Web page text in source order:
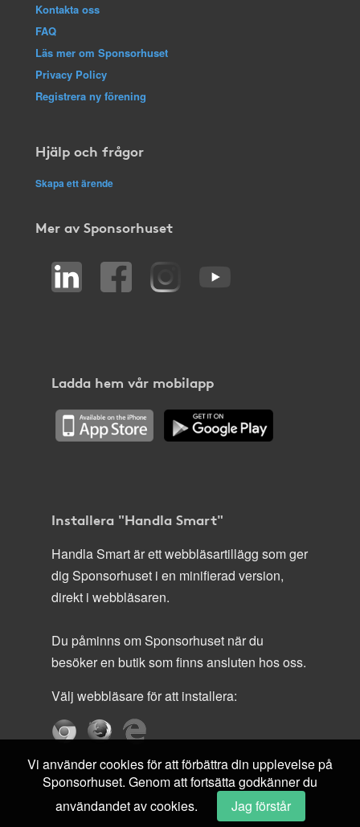
Kontakta oss
FAQ
Läs mer om Sponsorhuset
Privacy Policy
Registrera ny förening
Hjälp och frågor
Skapa ett ärende
Mer av Sponsorhuset
Ladda hem vår mobilapp
Installera "Handla Smart"
Handla Smart är ett webbläsartillägg som ger
dig Sponsorhuset i en minifierad version,
direkt i webbläsaren.
Du påminns om Sponsorhuset när du
besöker en butik som finns ansluten hos oss.
Välj webbläsare för att installera:
Vi använder cookies för att förbättra din upplevelse på
Sponsorhuset. Genom att fortsätta godkänner du
användandet av cookies.
Jag förstår